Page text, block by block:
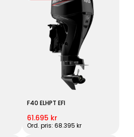
F40 ELHPT EFI
61.695 kr
Ord. pris: 68.395 kr